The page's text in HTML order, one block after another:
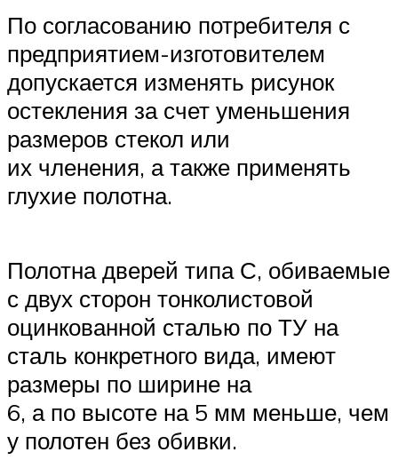
По согласованию потребителя с
предприятием-изготовителем
допускается изменять рисунок
остекления за счет уменьшения
размеров стекол или
их членения, а также применять
глухие полотна.
Полотна дверей типа С, обиваемые
с двух сторон тонколистовой
оцинкованной сталью по ТУ на
сталь конкретного вида, имеют
размеры по ширине на
6, а по высоте на 5 мм меньше, чем
у полотен без обивки.